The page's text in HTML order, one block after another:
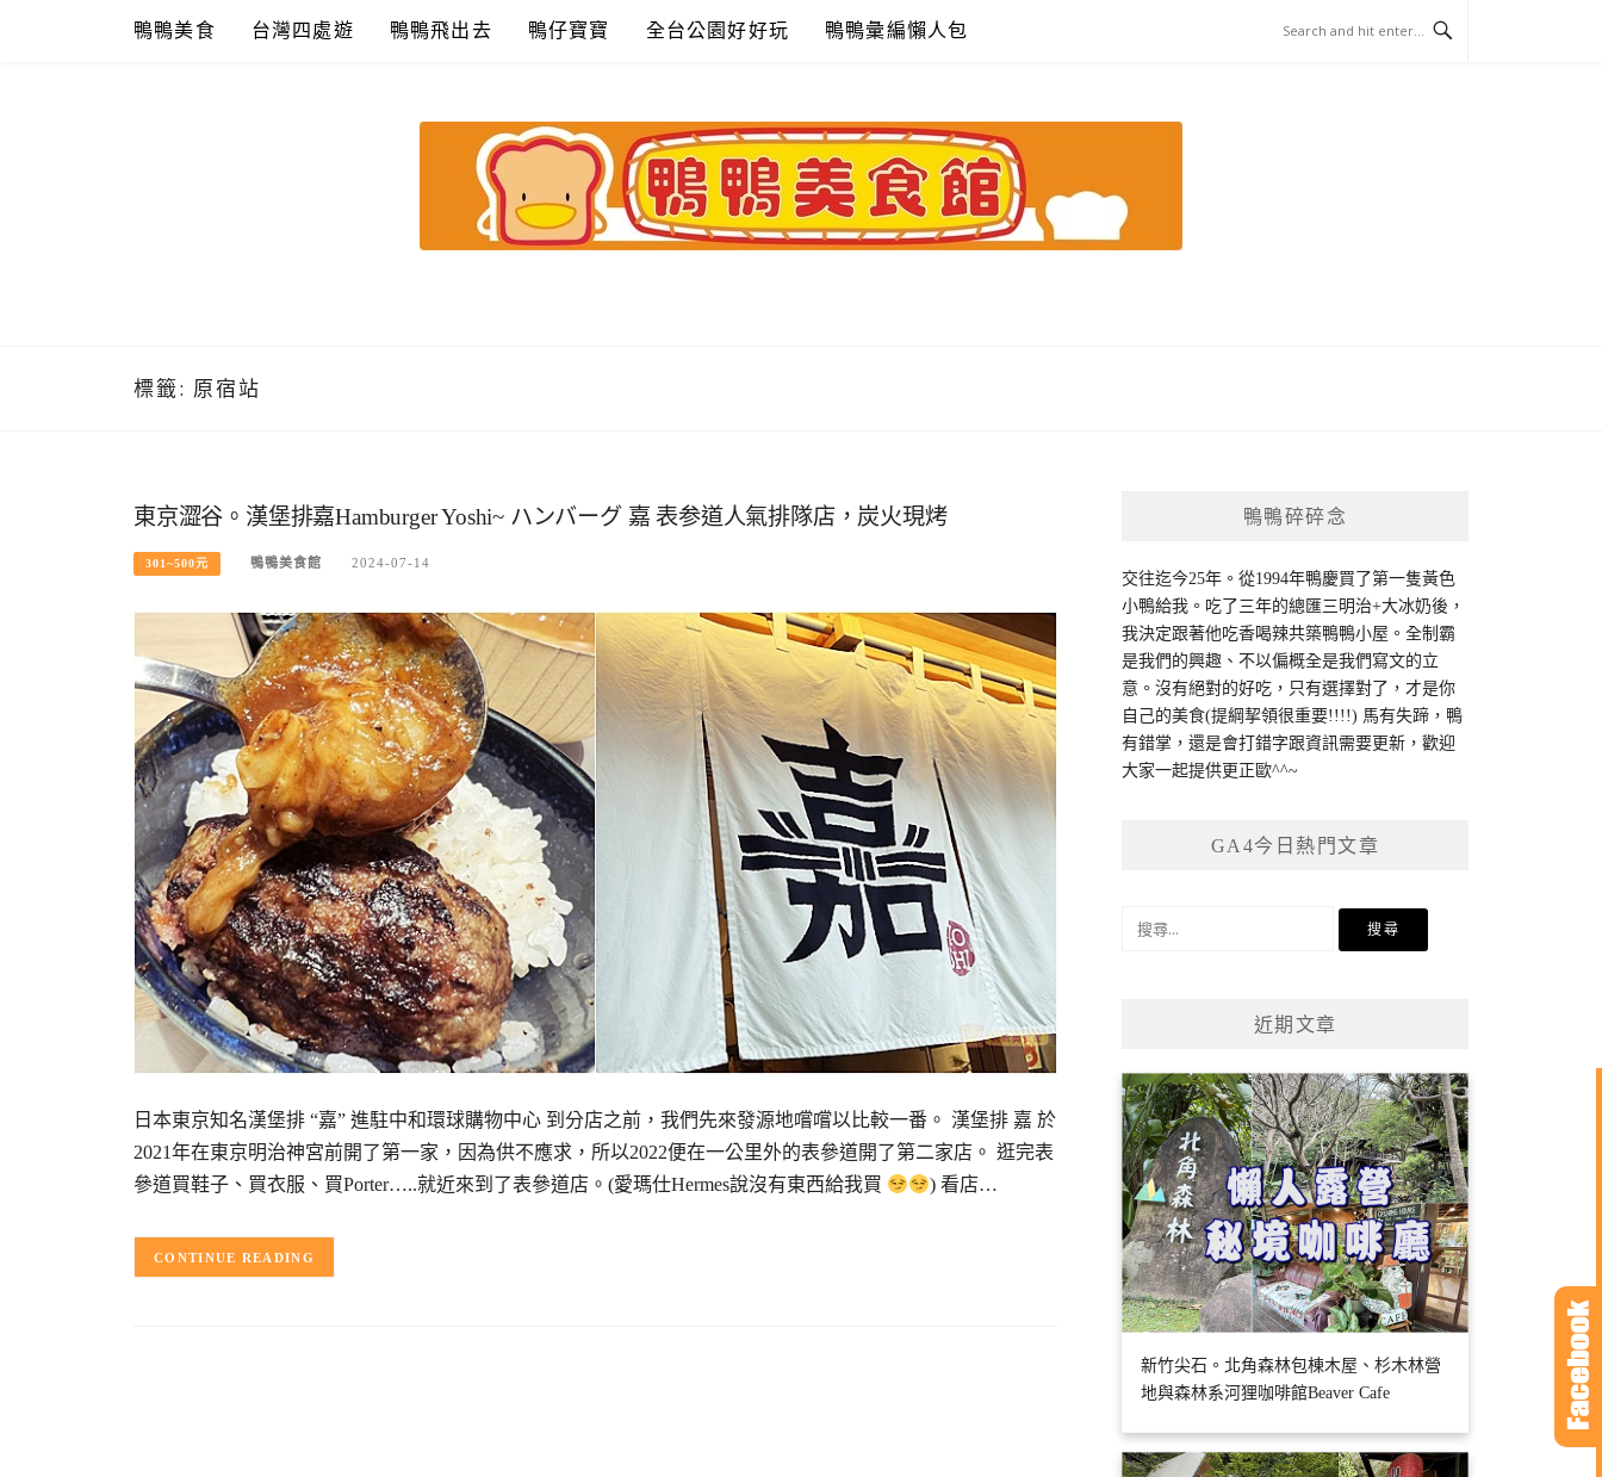
鴨鴨美食 台灣四處遊 鴨鴨飛出去 鴨仔寶寶 全台公園好好玩 鴨鴨彙編懶人包
標籤: 原宿站
東京澀谷。漢堡排嘉Hamburger Yoshi~ ハンバーグ 嘉 表参道人氣排隊店，炭火現烤
301~500元 鴨鴨美食館 2024-07-14
日本東京知名漢堡排 “嘉” 進駐中和環球購物中心 到分店之前，我們先來發源地嚐嚐以比較一番。 漢堡排 嘉 於
2021年在東京明治神宮前開了第一家，因為供不應求，所以2022便在一公里外的表參道開了第二家店。 逛完表
參道買鞋子、買衣服、買Porter…..就近來到了表參道店。(愛瑪仕Hermes說沒有東西給我買
) 看店…
CONTINUE READING
鴨鴨碎碎念
交往迄今25年。從1994年鴨慶買了第一隻黃色
小鴨給我。吃了三年的總匯三明治+大冰奶後，
我決定跟著他吃香喝辣共築鴨鴨小屋。全制霸
是我們的興趣、不以偏概全是我們寫文的立
意。沒有絕對的好吃，只有選擇對了，才是你
自己的美食(提綱挈領很重要!!!!) 馬有失蹄，鴨
有錯掌，還是會打錯字跟資訊需要更新，歡迎
大家一起提供更正歐^^~
GA4今日熱門文章
近期文章
新竹尖石。北角森林包棟木屋、杉木林營
地與森林系河狸咖啡館Beaver Cafe